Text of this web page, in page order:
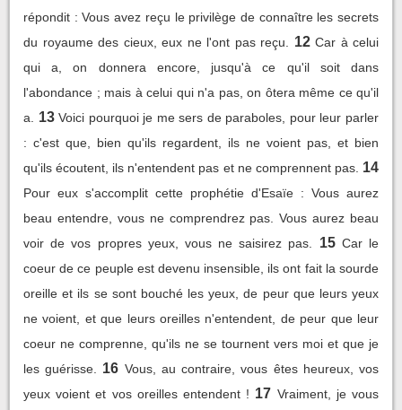
répondit : Vous avez reçu le privilège de connaître les secrets
du royaume des cieux, eux ne l'ont pas reçu.
12 Car à celui
qui a, on donnera encore, jusqu'à ce qu'il soit dans
l'abondance ; mais à celui qui n'a pas, on ôtera même ce qu'il
a.
13 Voici pourquoi je me sers de paraboles, pour leur parler
: c'est que, bien qu'ils regardent, ils ne voient pas, et bien
qu'ils écoutent, ils n'entendent pas et ne comprennent pas. 14
Pour eux s'accomplit cette prophétie d'Esaïe : Vous aurez
beau entendre, vous ne comprendrez pas. Vous aurez beau
voir de vos propres yeux, vous ne saisirez pas.
15 Car le
coeur de ce peuple est devenu insensible, ils ont fait la sourde
oreille et ils se sont bouché les yeux, de peur que leurs yeux
ne voient, et que leurs oreilles n'entendent, de peur que leur
coeur ne comprenne, qu'ils ne se tournent vers moi et que je
les guérisse.
16 Vous, au contraire, vous êtes heureux, vos
yeux voient et vos oreilles entendent ! 17 Vraiment, je vous